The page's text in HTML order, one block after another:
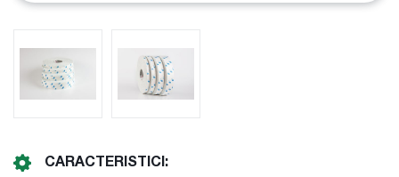
CARACTERISTICI: